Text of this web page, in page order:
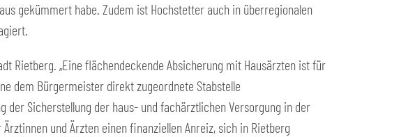
gekümmert habe. Zudem ist Hochstetter auch in überregionalen
Rietberg. „Eine flächendeckende Absicherung mit Hausärzten ist für
dem Bürgermeister direkt zugeordnete Stabstelle
Sicherstellung der haus- und fachärztlichen Versorgung in der
und Ärzten einen finanziellen Anreiz, sich in Rietberg